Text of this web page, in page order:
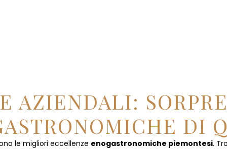
AZIENDALI:
DI
le migliori eccellenze enogastronomiche piemontesi.